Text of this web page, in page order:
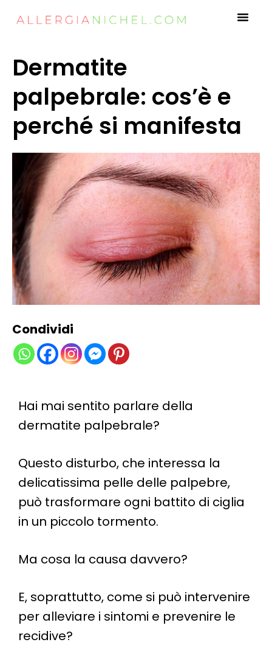
Dermatite
palpebrale: cos’è e
perché si manifesta
Condividi
Hai mai sentito parlare della
dermatite palpebrale?
Questo disturbo, che interessa la
delicatissima pelle delle palpebre,
può trasformare ogni battito di ciglia
in un piccolo tormento.
Ma cosa la causa davvero?
E, soprattutto, come si può intervenire
per alleviare i sintomi e prevenire le
recidive?